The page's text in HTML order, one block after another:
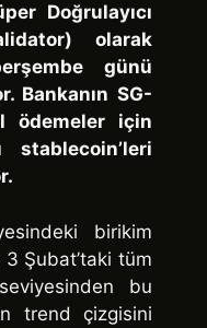
Doğrulayıcı
olarak
günü
Bankanın SG-
ödemeler için
birikim
3 Şubat’taki tüm
bu
trend çizgisini